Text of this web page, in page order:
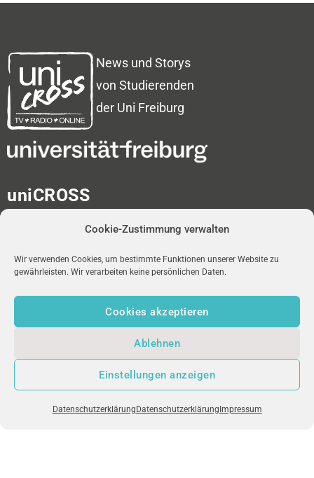
Cookie-Zustimmung verwalten
Wir verwenden Cookies, um bestimmte Funktionen unserer Website zu
gewährleisten. Wir verarbeiten keine persönlichen Daten.
Cookies akzeptieren
Ablehnen
Einstellungen anzeigen
Datenschutzerklärung Datenschutzerklärung Impressum
News und Storys
von Studierenden
der Uni Freiburg
uniCROSS
Albert-Ludwigs-Universität
UniversitätsbibliothekMedienzentrum
Platz der Universität 2
redaktion-unicross[at]ub.uni-freiburg.de